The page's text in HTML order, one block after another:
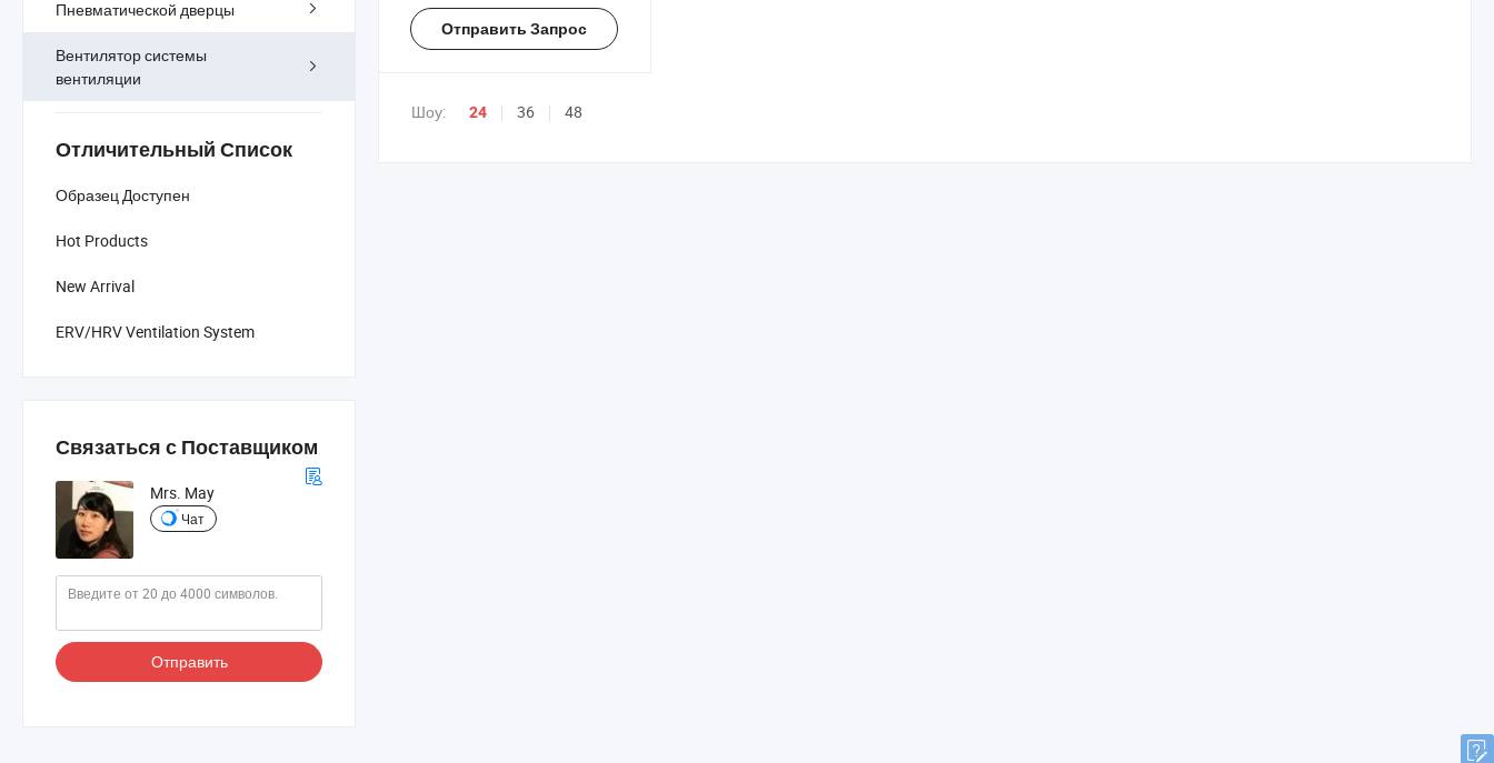
Пневматической дверцы
Вентилятор системы
вентиляции
Отличительный Список
Образец Доступен
Hot Products
New Arrival
ERV/HRV Ventilation System
Связаться с Поставщиком
Mrs. May
Чат
Отправить
Отправить Запрос
Шоу: 24 36 48